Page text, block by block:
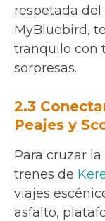
respetada del
MyBluebird,
tranquilo con
sorpresas.
2.3
Peajes y
Para cruzar
trenes de
viajes
asfalto,